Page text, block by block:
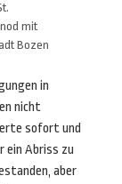
mit
Bozen
in
nicht
sofort und
ein Abriss zu
aber